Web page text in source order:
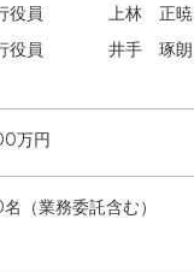
役員
上林 正暁
役員
井手 琢朗
万円
（業務委託含む）